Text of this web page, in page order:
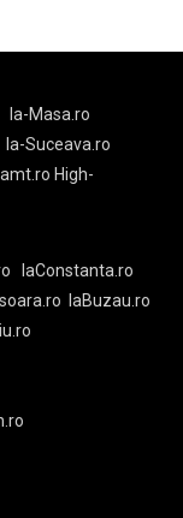
la-Masa.ro
la-Suceava.ro
High-
laConstanta.ro
laBuzau.ro